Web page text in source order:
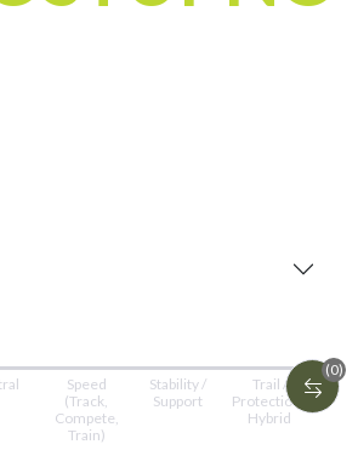
(0)
Speed
(Track,
Compete,
Train)
Stability /
Support
Trail /
Protection /
Hybrid